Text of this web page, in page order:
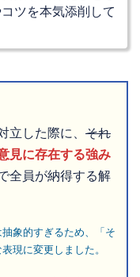
ツを本気添削して
立した際に、 それ
見に存在する強み
全員が納得する解
象的すぎるため、「そ
現に変更しました。